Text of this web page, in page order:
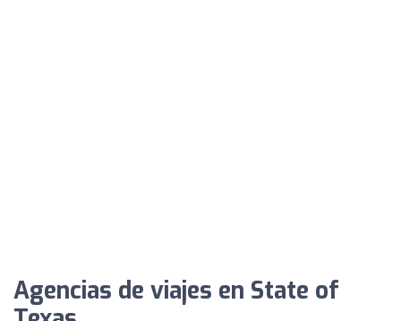
Agencias de viajes en State of